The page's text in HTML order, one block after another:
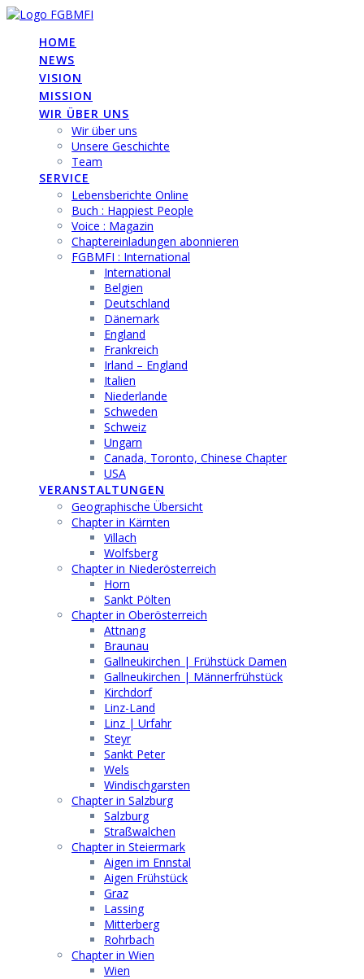
Skip
contentHOME
NEWS
VISION
MISSION
WIR ÜBER UNS
Wir über uns
Unsere Geschichte
Team
SERVICE
Lebensberichte Online
Buch : Happiest People
Voice : Magazin
Chaptereinladungen abonnieren
FGBMFI : International
International
Belgien
Deutschland
Dänemark
England
Frankreich
Irland – England
Italien
Niederlande
Schweden
Schweiz
Ungarn
Canada, Toronto, Chinese Chapter
USA
VERANSTALTUNGEN
Geographische Übersicht
Chapter in Kärnten
Villach
Wolfsberg
Chapter in Niederösterreich
Horn
Sankt Pölten
Chapter in Oberösterreich
Attnang
Braunau
Gallneukirchen | Frühstück Damen
Gallneukirchen | Männerfrühstück
Kirchdorf
Linz-Land
Linz | Urfahr
Steyr
Sankt Peter
Wels
Windischgarsten
Chapter in Salzburg
Salzburg
Straßwalchen
Chapter in Steiermark
Aigen im Ennstal
Aigen Frühstück
Graz
Lassing
Mitterberg
Rohrbach
Chapter in Wien
Wien